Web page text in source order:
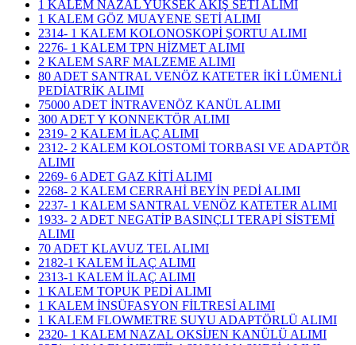
1 KALEM NAZAL YÜKSEK AKIŞ SETİ ALIMI
1 KALEM GÖZ MUAYENE SETİ ALIMI
2314- 1 KALEM KOLONOSKOPİ ŞORTU ALIMI
2276- 1 KALEM TPN HİZMET ALIMI
2 KALEM SARF MALZEME ALIMI
80 ADET SANTRAL VENÖZ KATETER İKİ LÜMENLİ
PEDİATRİK ALIMI
75000 ADET İNTRAVENÖZ KANÜL ALIMI
300 ADET Y KONNEKTÖR ALIMI
2319- 2 KALEM İLAÇ ALIMI
2312- 2 KALEM KOLOSTOMİ TORBASI VE ADAPTÖR
ALIMI
2269- 6 ADET GAZ KİTİ ALIMI
2268- 2 KALEM CERRAHİ BEYİN PEDİ ALIMI
2237- 1 KALEM SANTRAL VENÖZ KATETER ALIMI
1933- 2 ADET NEGATİP BASINÇLI TERAPİ SİSTEMİ
ALIMI
70 ADET KLAVUZ TEL ALIMI
2182-1 KALEM İLAÇ ALIMI
2313-1 KALEM İLAÇ ALIMI
1 KALEM TOPUK PEDİ ALIMI
1 KALEM İNSÜFASYON FİLTRESİ ALIMI
1 KALEM FLOWMETRE SUYU ADAPTÖRLÜ ALIMI
2320- 1 KALEM NAZAL OKSİJEN KANÜLÜ ALIMI